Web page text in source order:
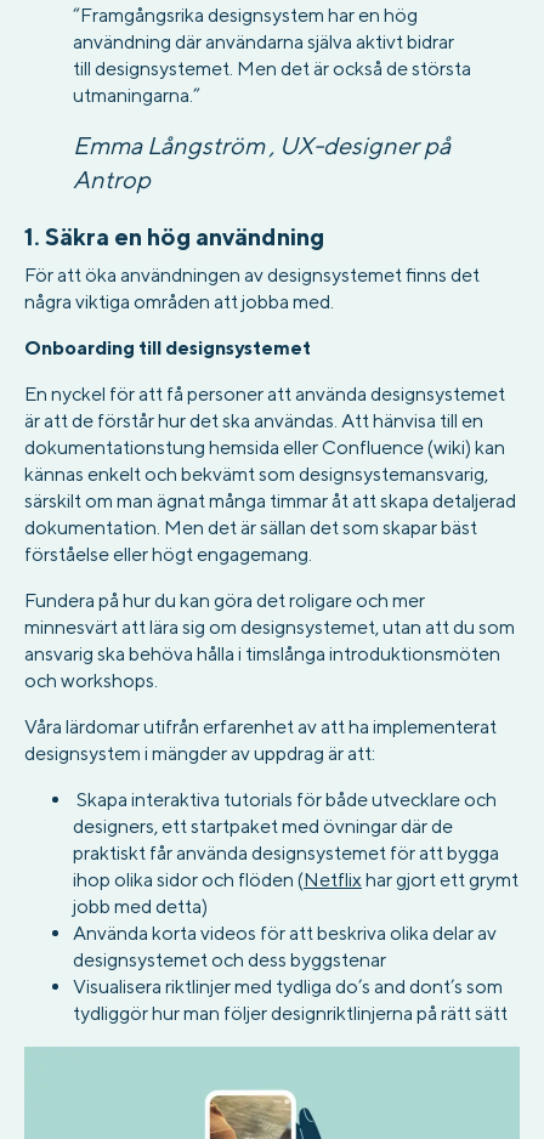
“Framgångsrika designsystem har en hög
användning där användarna själva aktivt bidrar
till designsystemet. Men det är också de största
utmaningarna.”
Emma Långström , UX-designer på
Antrop
1. Säkra en hög användning
För att öka användningen av designsystemet finns det
några viktiga områden att jobba med.
Onboarding till designsystemet
En nyckel för att få personer att använda designsystemet
är att de förstår hur det ska användas. Att hänvisa till en
dokumentationstung hemsida eller Confluence (wiki) kan
kännas enkelt och bekvämt som designsystemansvarig,
särskilt om man ägnat många timmar åt att skapa detaljerad
dokumentation. Men det är sällan det som skapar bäst
förståelse eller högt engagemang.
Fundera på hur du kan göra det roligare och mer
minnesvärt att lära sig om designsystemet, utan att du som
ansvarig ska behöva hålla i timslånga introduktionsmöten
och workshops.
Våra lärdomar utifrån erfarenhet av att ha implementerat
designsystem i mängder av uppdrag är att:
Skapa interaktiva tutorials för både utvecklare och
designers, ett startpaket med övningar där de
praktiskt får använda designsystemet för att bygga
ihop olika sidor och flöden (Netflix har gjort ett grymt
jobb med detta)
Använda korta videos för att beskriva olika delar av
designsystemet och dess byggstenar
Visualisera riktlinjer med tydliga do’s and dont’s som
tydliggör hur man följer designriktlinjerna på rätt sätt